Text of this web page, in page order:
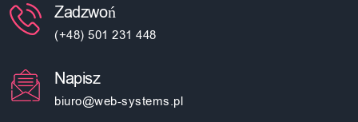
Zadzwoń
(+48) 501 231 448
Napisz
biuro@web-systems.pl